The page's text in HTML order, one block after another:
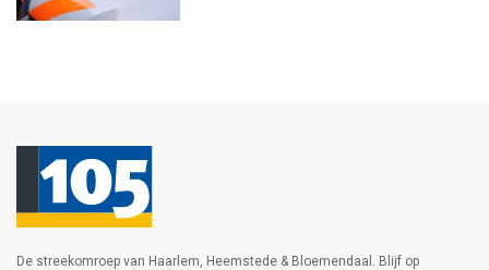
De streekomroep van Haarlem, Heemstede & Bloemendaal. Blijf op